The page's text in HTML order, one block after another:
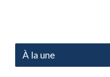
À la une